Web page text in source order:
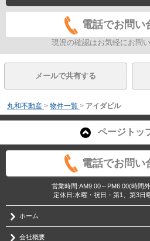
電話でお問い
現況の確認はお気軽にお問
メールで共有する
丸和不動産 > 物件一覧 > アイダビル
ページトッ
電話でお問い
営業時間:AM9:00～PM6:00(時間
定休日:水曜・祝日・第1、第3日
ホーム
会社概要